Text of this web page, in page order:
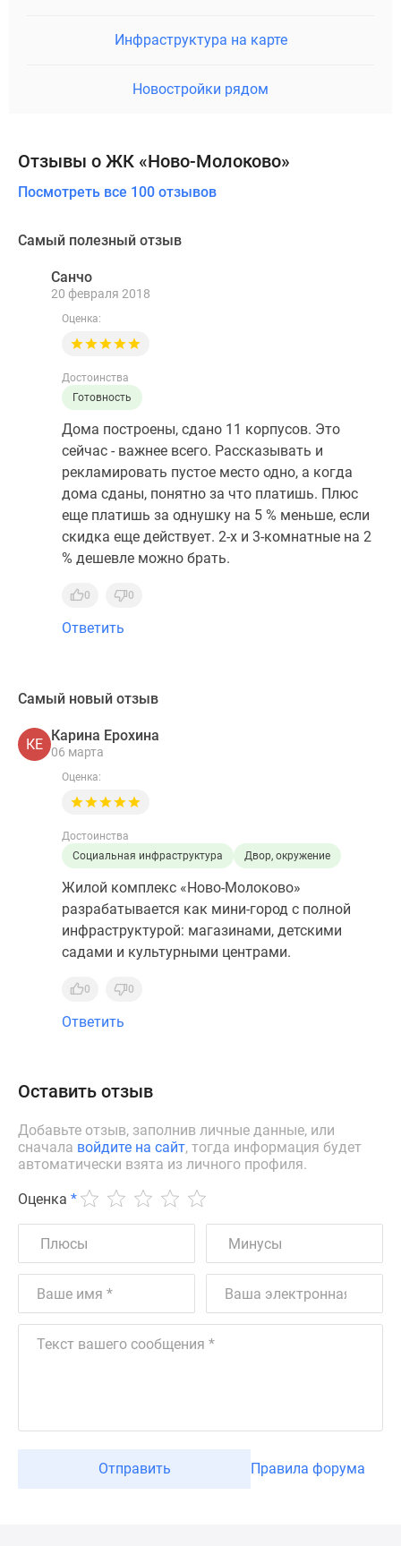
Инфраструктура на карте
Новостройки рядом
Отзывы о ЖК «Ново-Молоково»
Посмотреть все 100 отзывов
Самый полезный отзыв
Санчо
20 февраля 2018
Оценка:
Достоинства
Готовность
Дома построены, сдано 11 корпусов. Это
сейчас - важнее всего. Рассказывать и
рекламировать пустое место одно, а когда
дома сданы, понятно за что платишь. Плюс
еще платишь за однушку на 5 % меньше, если
скидка еще действует. 2-х и 3-комнатные на 2
% дешевле можно брать.
0 0
Ответить
Самый новый отзыв
КЕ
Карина Ерохина
06 марта
Оценка:
Достоинства
Социальная инфраструктура
Двор, окружение
Жилой комплекс «Ново-Молоково»
разрабатывается как мини-город с полной
инфраструктурой: магазинами, детскими
садами и культурными центрами.
0 0
Ответить
Оставить отзыв
Добавьте отзыв, заполнив личные данные, или
сначала войдите на сайт, тогда информация будет
автоматически взята из личного профиля.
Оценка *
Отправить Правила форума